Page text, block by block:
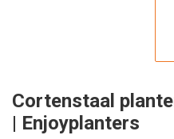
Cortenstaal
| Enjoyplanters